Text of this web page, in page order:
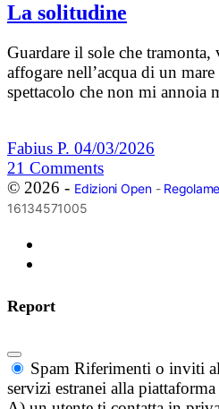
La solitudine
Guardare il sole che tramonta,
affogare nell’acqua di un
spettacolo che non mi annoia
Fabius P. 04/03/2026
21 Comments
© 2026 - Edizioni Open-
16134571005
Report
Spam Riferimenti o inviti
servizi estranei alla